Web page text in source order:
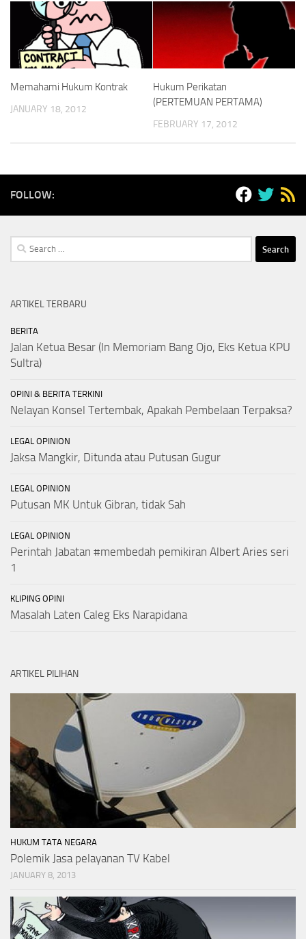
Memahami Hukum Kontrak
JANUARY 18, 2012
Hukum Perikatan
(PERTEMUAN PERTAMA)
FEBRUARY 17, 2012
FOLLOW:
Search
for:
ARTIKEL TERBARU
BERITA
Jalan Ketua Besar (In Memoriam Bang Ojo, Eks Ketua KPU
Sultra)
OPINI & BERITA TERKINI
Nelayan Konsel Tertembak, Apakah Pembelaan Terpaksa?
LEGAL OPINION
Jaksa Mangkir, Ditunda atau Putusan Gugur
LEGAL OPINION
Putusan MK Untuk Gibran, tidak Sah
LEGAL OPINION
Perintah Jabatan #membedah pemikiran Albert Aries seri
1
KLIPING OPINI
Masalah Laten Caleg Eks Narapidana
ARTIKEL PILIHAN
HUKUM TATA NEGARA
Polemik Jasa pelayanan TV Kabel
JANUARY 8, 2013